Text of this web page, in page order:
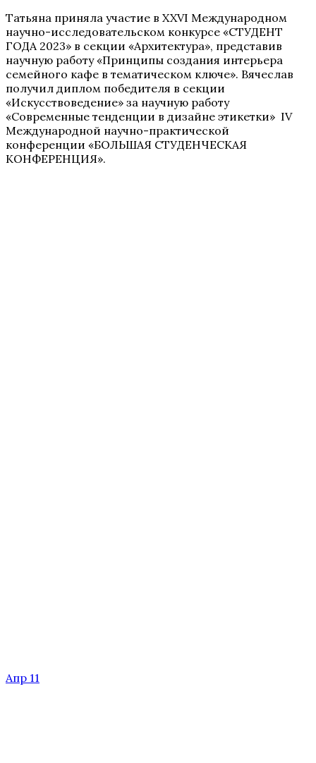
Татьяна приняла участие в XXVI Международном
научно-исследовательском конкурсе «СТУДЕНТ
ГОДА 2023» в секции «Архитектура», представив
научную работу «Принципы создания интерьера
семейного кафе в тематическом ключе». Вячеслав
получил диплом победителя в секции
«Искусствоведение» за научную работу
«Современные тенденции в дизайне этикетки» IV
Международной научно-практической
конференции «БОЛЬШАЯ СТУДЕНЧЕСКАЯ
КОНФЕРЕНЦИЯ».
Апр 11